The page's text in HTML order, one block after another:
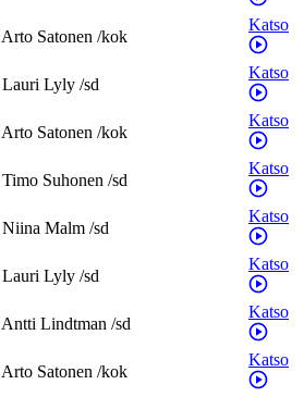
Arto Satonen /kok
Katso
Lauri Lyly /sd
Katso
Arto Satonen /kok
Katso
Timo Suhonen /sd
Katso
Niina Malm /sd
Katso
Lauri Lyly /sd
Katso
Antti Lindtman /sd
Katso
Arto Satonen /kok
Katso